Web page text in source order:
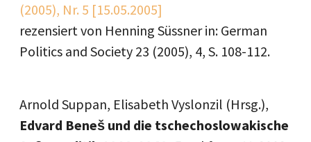
(2005), Nr. 5 [15.05.2005]
rezensiert von Henning Süssner in: German
Politics and Society 23 (2005), 4, S. 108-112.
Arnold Suppan, Elisabeth Vyslonzil (Hrsg.),
Edvard Beneš und die tschechoslowakische